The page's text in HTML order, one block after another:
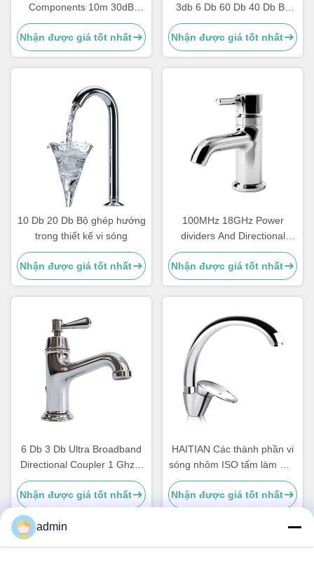
Components 10m 30dB
Microwave Power Divider
Splitter Combiner
Nhận được giá tốt nhất
3db 6 Db 60 Db 40 Db Bộ
ghép hướng 40 Ghz 50 GHZ
Nhận được giá tốt nhất
10 Db 20 Db Bộ ghép hướng
trong thiết kế vi sóng
Nhận được giá tốt nhất
100MHz 18GHz Power
dividers And Directional
Couplers Waveguide High
Power Harmonic Wave Filter
(Các bộ chia công suất
100MHz và 18GHz và các
Nhận được giá tốt nhất
6 Db 3 Db Ultra Broadband
Directional Coupler 1 Ghz 3
Ghz 2 6 Ghz 18 Ghz
280x187x40mm
Nhận được giá tốt nhất
HAITIAN Các thành phần vi
sóng nhôm ISO tấm làm mát
bằng nước
Nhận được giá tốt nhất
admin